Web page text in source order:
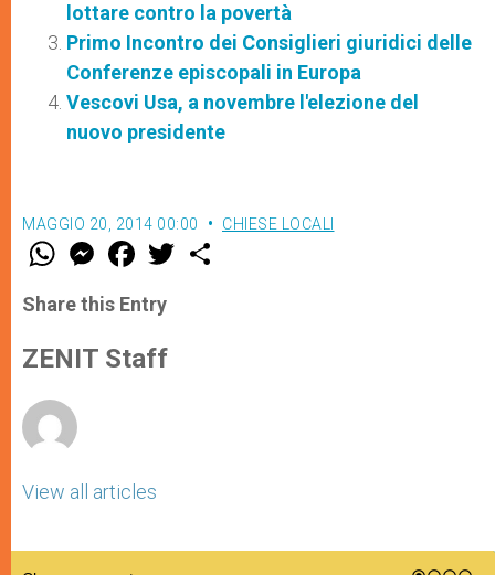
lottare contro la povertà
Primo Incontro dei Consiglieri giuridici delle
Conferenze episcopali in Europa
Vescovi Usa, a novembre l'elezione del
nuovo presidente
MAGGIO 20, 2014 00:00 CHIESE LOCALI
W
t
s
p
p
M
e
s
e
g
e
F
a
e
b
o
k
w
Share this Entry
ZENIT Staff
View all articles